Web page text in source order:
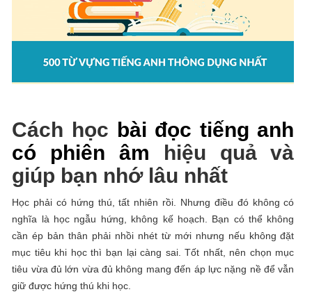
Cách học bài đọc tiếng anh
có phiên âm hiệu quả và
giúp bạn nhớ lâu nhất
Học phải có hứng thú, tất nhiên rồi. Nhưng điều đó không có
nghĩa là học ngẫu hứng, không kế hoạch. Bạn có thể không
cần ép bản thân phải nhồi nhét từ mới nhưng nếu không đặt
mục tiêu khi học thì bạn lại càng sai. Tốt nhất, nên chọn mục
tiêu vừa đủ lớn vừa đủ không mang đến áp lực nặng nề để vẫn
giữ được hứng thú khi học.